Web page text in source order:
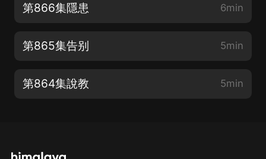
第866集隱患 6min
第865集告别 5min
第864集說教 5min